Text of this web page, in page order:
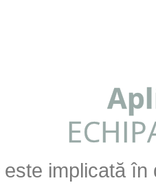
este implicată în